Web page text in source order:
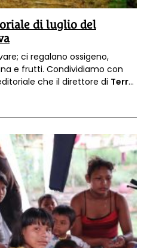
di luglio del
ci regalano ossigeno,
e frutti. Condividiamo con
che il direttore di Terra